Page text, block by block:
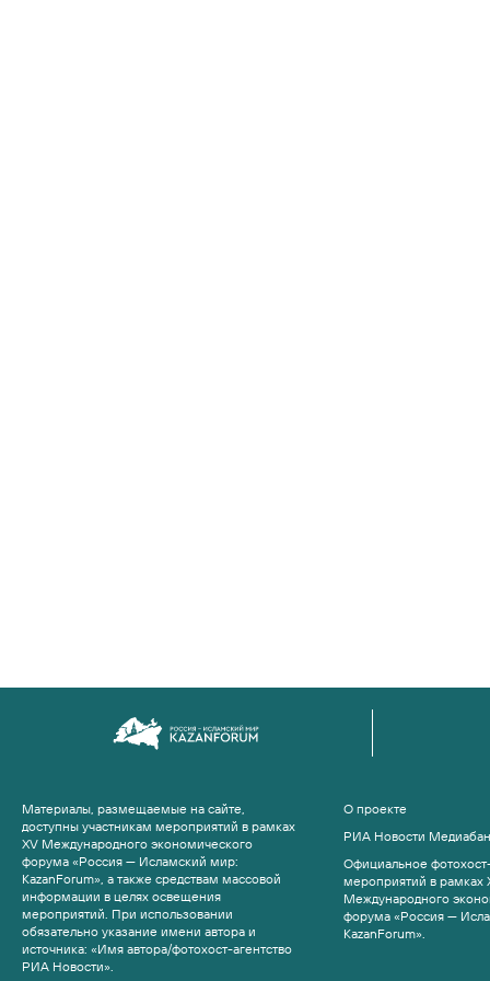
Материалы, размещаемые на сайте,
доступны участникам мероприятий в рамках
XV Международного экономического
форума «Россия — Исламский мир:
KazanForum», а также средствам массовой
информации в целях освещения
мероприятий. При использовании
обязательно указание имени автора и
источника: «Имя автора/фотохост-агентство
РИА Новости».
О проекте
РИА Новости
Официальное
мероприятий в рамках
Международного
форума «Россия —
KazanForum».